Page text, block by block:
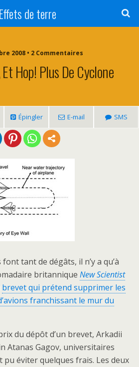
Effets de terre
2008 • 2 Commentaires
Hop! Plus De Cyclone
Épingler E-mail SMS
tant de dégâts, il n’y a qu’à
britannique New Scientist
brevet qui prétend supprimer les
franchissant le mur du
du dépôt d’un brevet, Arkadii
Atanas Gagov, universitaires
pu éviter quelques frais. Les deux